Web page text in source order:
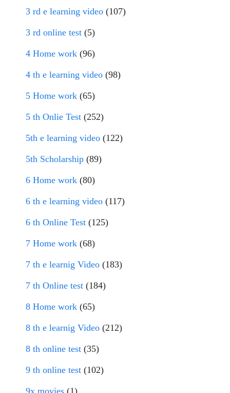
3 rd e learning video (107)
3 rd online test (5)
4 Home work (96)
4 th e learning video (98)
5 Home work (65)
5 th Onlie Test (252)
5th e learning video (122)
5th Scholarship (89)
6 Home work (80)
6 th e learning video (117)
6 th Online Test (125)
7 Home work (68)
7 th e learnig Video (183)
7 th Online test (184)
8 Home work (65)
8 th e learnig Video (212)
8 th online test (35)
9 th online test (102)
9x movies (1)